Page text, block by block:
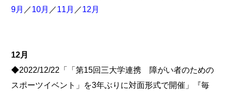
9月 ／10月 ／11月 ／12月
12月
◆2022/12/22「「第15回三大学連携 障がい者のための
スポーツイベント」を3年ぶりに対面形式で開催」『毎